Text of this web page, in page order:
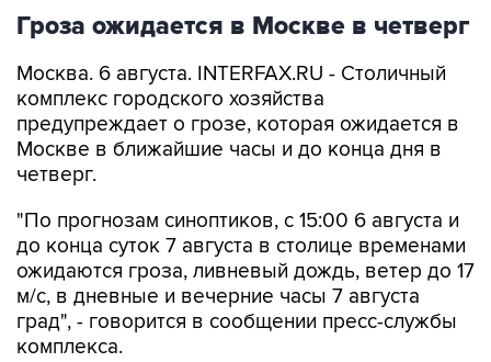
Гроза ожидается в Москве в четверг
Москва. 6 августа. INTERFAX.RU - Столичный
комплекс городского хозяйства
предупреждает о грозе, которая ожидается в
Москве в ближайшие часы и до конца дня в
четверг.
"По прогнозам синоптиков, с 15:00 6 августа и
до конца суток 7 августа в столице временами
ожидаются гроза, ливневый дождь, ветер до 17
м/с, в дневные и вечерние часы 7 августа
град", - говорится в сообщении пресс-службы
комплекса.